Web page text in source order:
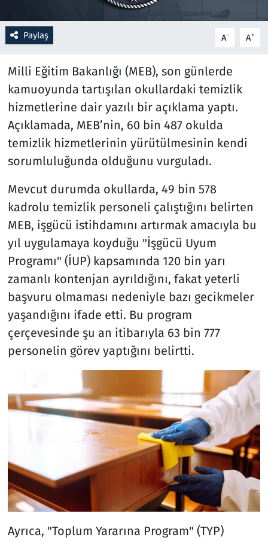
Paylaş A- A+
Milli Eğitim Bakanlığı (MEB), son günlerde
kamuoyunda tartışılan okullardaki temizlik
hizmetlerine dair yazılı bir açıklama yaptı.
Açıklamada, MEB’nin, 60 bin 487 okulda
temizlik hizmetlerinin yürütülmesinin kendi
sorumluluğunda olduğunu vurguladı.
Mevcut durumda okullarda, 49 bin 578
kadrolu temizlik personeli çalıştığını belirten
MEB, işgücü istihdamını artırmak amacıyla bu
yıl uygulamaya koyduğu "İşgücü Uyum
Programı" (İUP) kapsamında 120 bin yarı
zamanlı kontenjan ayrıldığını, fakat yeterli
başvuru olmaması nedeniyle bazı gecikmeler
yaşandığını ifade etti. Bu program
çerçevesinde şu an itibarıyla 63 bin 777
personelin görev yaptığını belirtti.
Ayrıca, "Toplum Yararına Program" (TYP)
Savunma Sanayi
Seçim 2023
Spor
Teknoloji ve Bilim
Televizyon